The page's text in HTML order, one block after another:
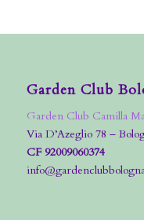
Garden Club
Garden Club Camilla
Via D’Azeglio 78 –
CF 92009060374